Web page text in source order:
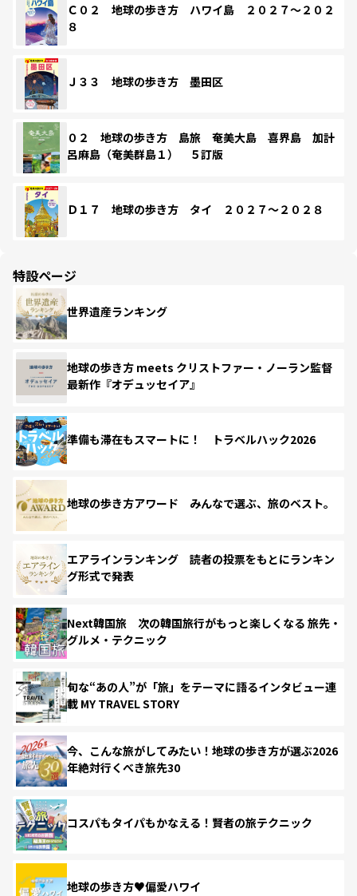
Ｃ０２ 地球の歩き方 ハワイ島 ２０２７～２０２
８
Ｊ３３ 地球の歩き方 墨田区
０２ 地球の歩き方 島旅 奄美大島 喜界島 加計
呂麻島（奄美群島１） ５訂版
Ｄ１７ 地球の歩き方 タイ ２０２７～２０２８
特設ページ
世界遺産ランキング
地球の歩き方 meets クリストファー・ノーラン監督
最新作『オデュッセイア』
準備も滞在もスマートに！ トラベルハック2026
地球の歩き方アワード みんなで選ぶ、旅のベスト。
エアラインランキング 読者の投票をもとにランキン
グ形式で発表
Next韓国旅 次の韓国旅行がもっと楽しくなる 旅先・
グルメ・テクニック
旬な“あの人”が「旅」をテーマに語るインタビュー連
載 MY TRAVEL STORY
今、こんな旅がしてみたい！地球の歩き方が選ぶ2026
年絶対行くべき旅先30
コスパもタイパもかなえる！賢者の旅テクニック
地球の歩き方♥偏愛ハワイ